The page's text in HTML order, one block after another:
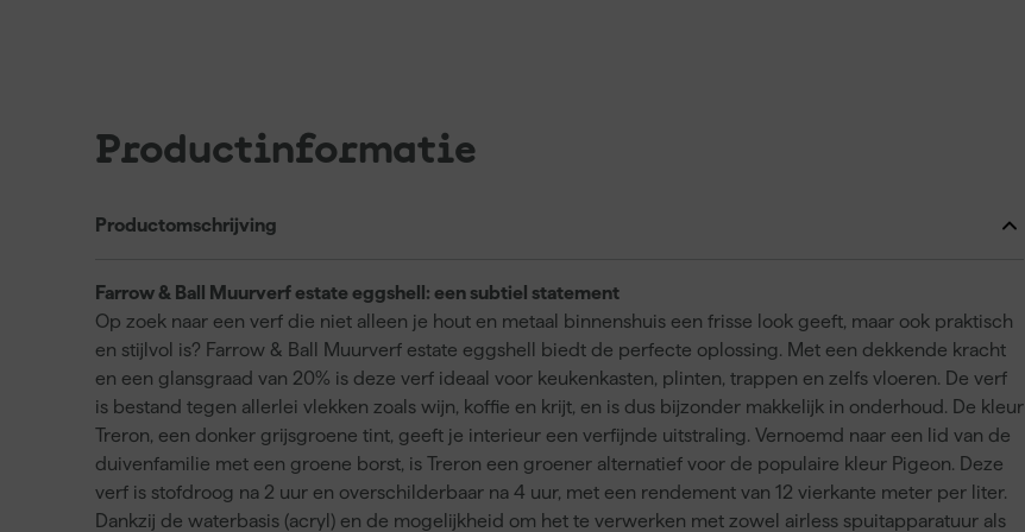
Productinformatie
Productomschrijving
Farrow & Ball Muurverf estate eggshell: een subtiel statement
Op zoek naar een verf die niet alleen je hout en metaal binnenshuis een frisse look geeft, maar ook praktisch
en stijlvol is? Farrow & Ball Muurverf estate eggshell biedt de perfecte oplossing. Met een dekkende kracht
en een glansgraad van 20% is deze verf ideaal voor keukenkasten, plinten, trappen en zelfs vloeren. De verf
is bestand tegen allerlei vlekken zoals wijn, koffie en krijt, en is dus bijzonder makkelijk in onderhoud. De kleur
Treron, een donker grijsgroene tint, geeft je interieur een verfijnde uitstraling. Vernoemd naar een lid van de
duivenfamilie met een groene borst, is Treron een groener alternatief voor de populaire kleur Pigeon. Deze
verf is stofdroog na 2 uur en overschilderbaar na 4 uur, met een rendement van 12 vierkante meter per liter.
Dankzij de waterbasis (acryl) en de mogelijkheid om het te verwerken met zowel airless spuitapparatuur als